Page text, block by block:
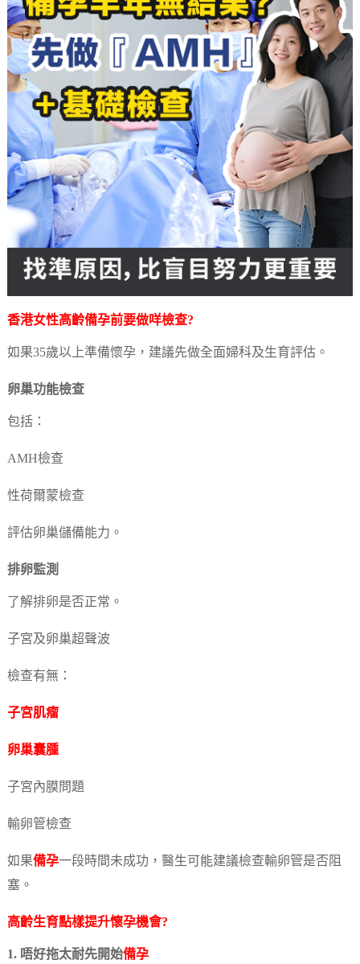
香港女性高齡備孕前要做咩檢查?
如果35歲以上準備懷孕，建議先做全面婦科及生育評估。
卵巢功能檢查
包括：
AMH檢查
性荷爾蒙檢查
評估卵巢儲備能力。
排卵監測
了解排卵是否正常。
子宮及卵巢超聲波
檢查有無：
子宮肌瘤
卵巢囊腫
子宮內膜問題
輸卵管檢查
如果備孕一段時間未成功，醫生可能建議檢查輸卵管是否阻
塞。
高齡生育點樣提升懷孕機會?
1. 唔好拖太耐先開始備孕